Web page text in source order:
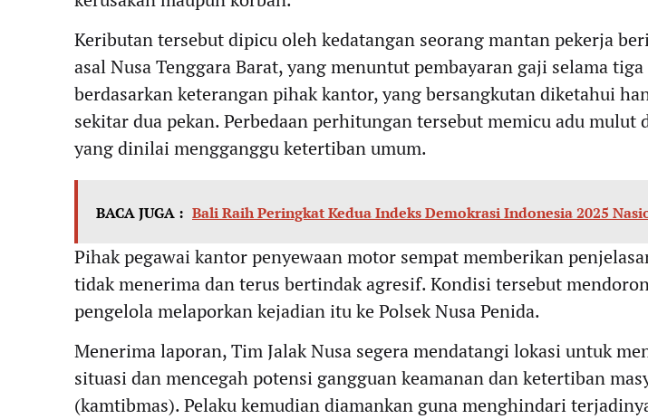
Keributan tersebut dipicu oleh kedatangan seorang mantan pekerja
asal Nusa Tenggara Barat, yang menuntut pembayaran gaji selama
berdasarkan keterangan pihak kantor, yang bersangkutan diketahui
sekitar dua pekan. Perbedaan perhitungan tersebut memicu adu mulut
yang dinilai mengganggu ketertiban umum.
BACA JUGA : Bali Raih Peringkat Kedua Indeks Demokrasi Indonesia 2025
Pihak pegawai kantor penyewaan motor sempat memberikan
tidak menerima dan terus bertindak agresif. Kondisi tersebut
pengelola melaporkan kejadian itu ke Polsek Nusa Penida.
Menerima laporan, Tim Jalak Nusa segera mendatangi lokasi untuk
situasi dan mencegah potensi gangguan keamanan dan ketertiban
(kamtibmas). Pelaku kemudian diamankan guna menghindari